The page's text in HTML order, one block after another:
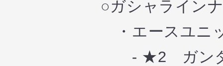
○ガシャライン
・エースユニ
- ★2 ガン